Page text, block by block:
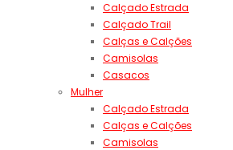
Calçado Estrada
Calçado Trail
Calças e Calções
Camisolas
Casacos
Mulher
Calçado Estrada
Calças e Calções
Camisolas